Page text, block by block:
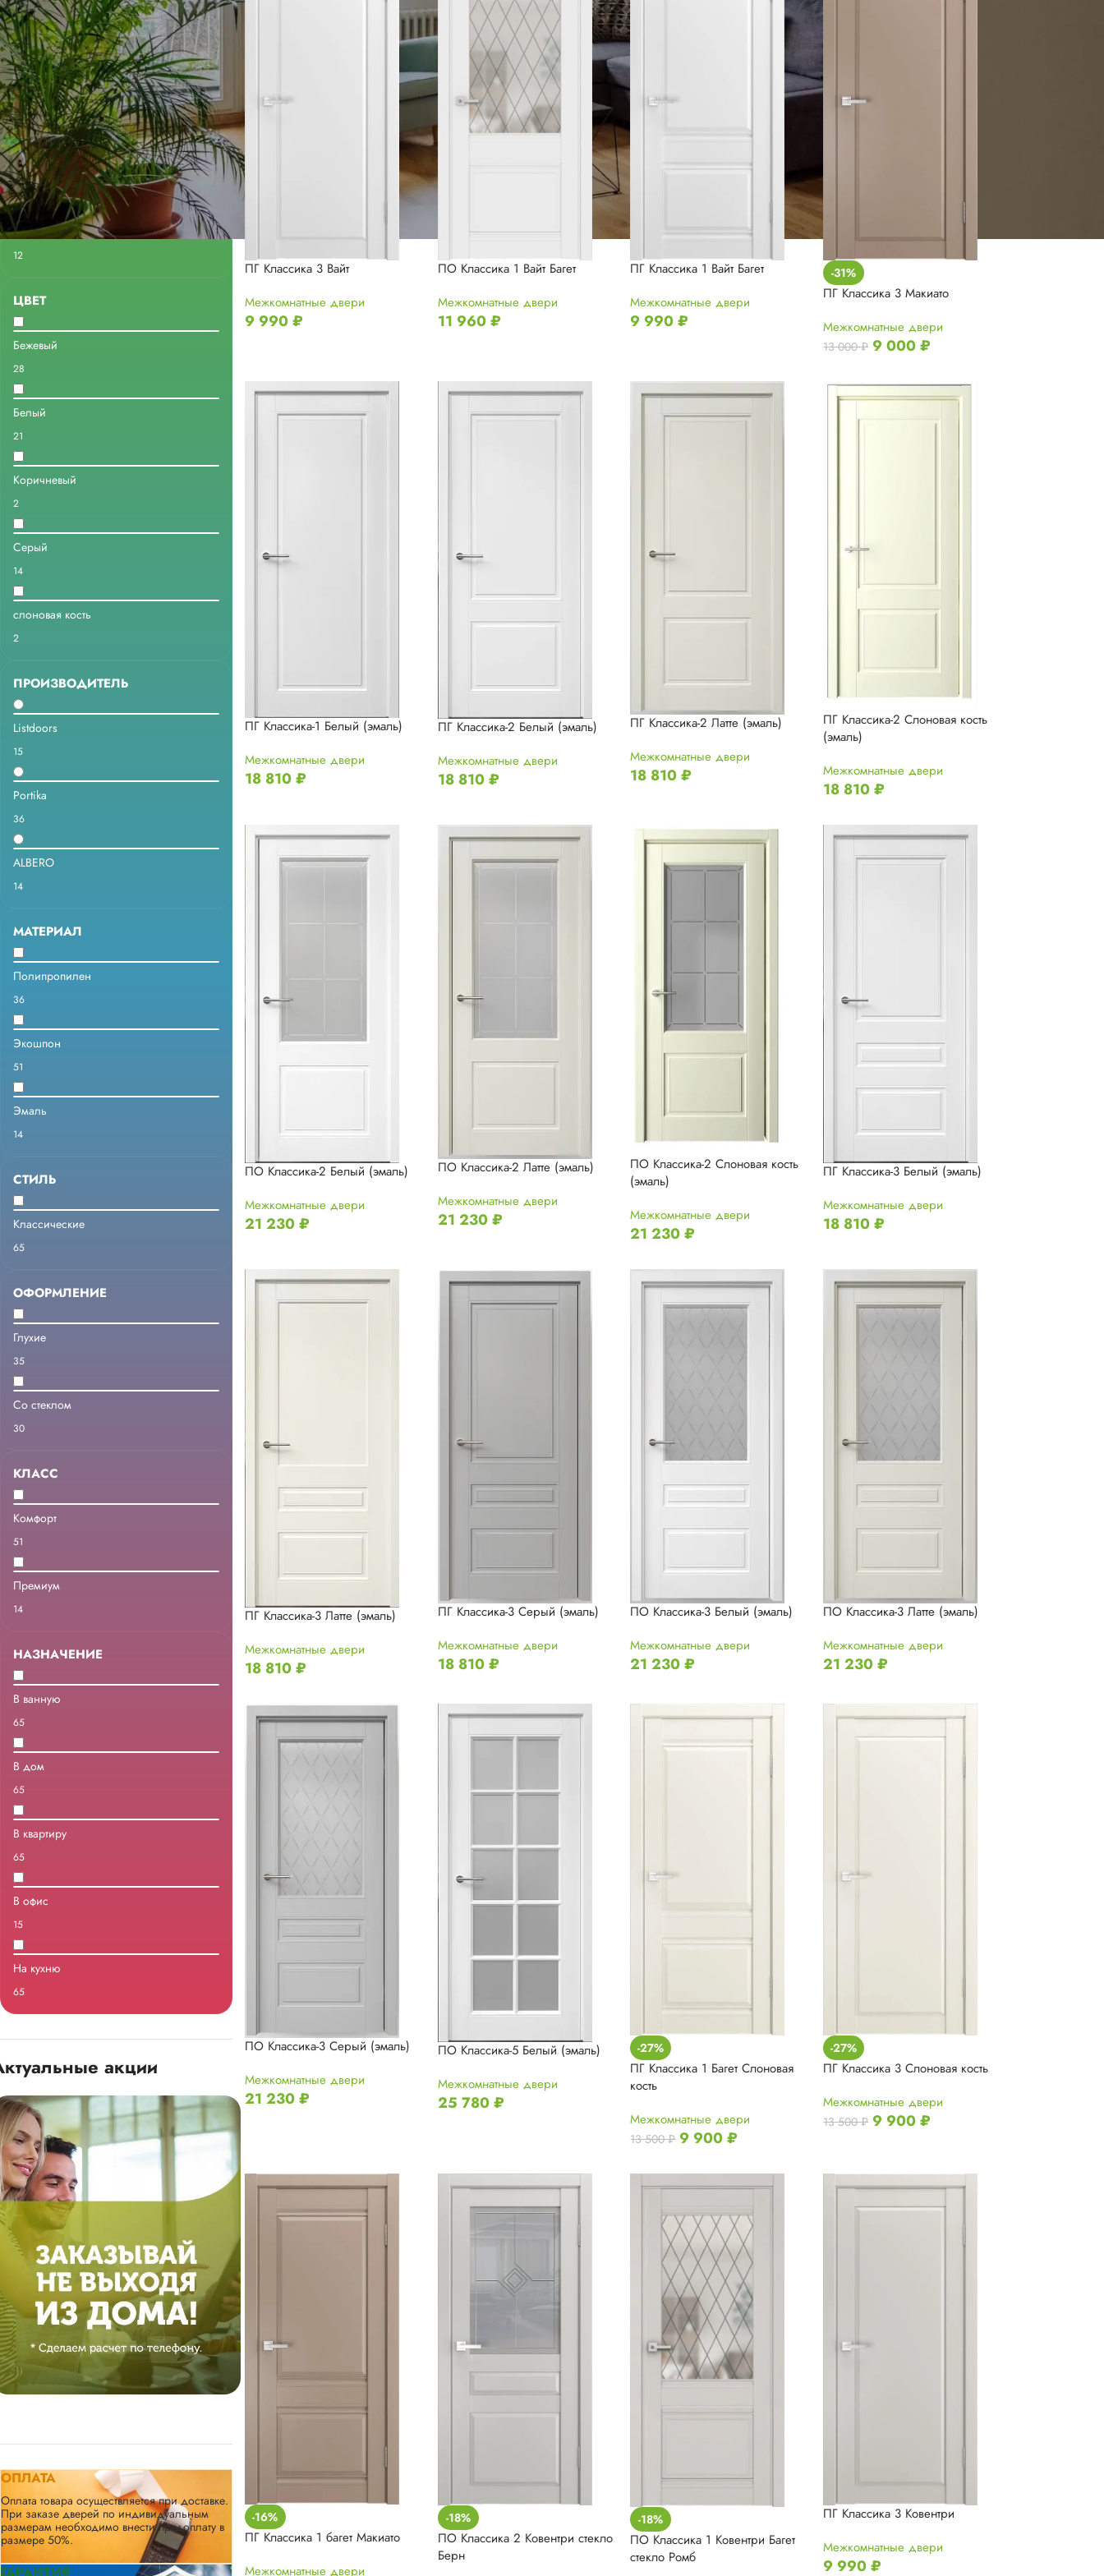
ФИЛЬТРАЦИЯ
НАЛИЧИЕ
В наличии
53
Под заказ
12
ЦВЕТ
Бежевый
28
Белый
21
Коричневый
2
Серый
14
слоновая кость
2
ПРОИЗВОДИТЕЛЬ
Listdoors
15
Portika
36
ALBERO
14
МАТЕРИАЛ
Полипропилен
36
Экошпон
51
Эмаль
14
СТИЛЬ
Классические
65
ОФОРМЛЕНИЕ
Глухие
35
Со стеклом
30
КЛАСС
Комфорт
51
Премиум
14
НАЗНАЧЕНИЕ
В ванную
65
В дом
65
В квартиру
65
В офис
15
На кухню
65
акции
ОПЛАТА
Оплата товара осуществляется при доставке.
При заказе дверей по индивидуальным
размерам необходимо внести предоплату в
размере 50%.
ГАРАНТИЯ
ПГ Классика 3 Вайт
Межкомнатные двери
9 990₽
ПО Классика 1 Вайт Багет
Межкомнатные двери
11 960₽
ПГ Классика 1 Вайт Багет
Межкомнатные двери
9 990₽
-31%
ПГ Классика 3 Макиато
Межкомнатные двери
13 000₽ 9 000₽
ПГ Классика-1 Белый (эмаль)
Межкомнатные двери
18 810₽
ПГ Классика-2 Белый (эмаль)
Межкомнатные двери
18 810₽
ПГ Классика-2 Латте (эмаль)
Межкомнатные двери
18 810₽
ПГ Классика-2 Слоновая кость
(эмаль)
Межкомнатные двери
18 810₽
ПО Классика-2 Белый (эмаль)
Межкомнатные двери
21 230₽
ПО Классика-2 Латте (эмаль)
Межкомнатные двери
21 230₽
ПО Классика-2 Слоновая кость
(эмаль)
Межкомнатные двери
21 230₽
ПГ Классика-3 Белый (эмаль)
Межкомнатные двери
18 810₽
ПГ Классика-3 Латте (эмаль)
Межкомнатные двери
18 810₽
ПГ Классика-3 Серый (эмаль)
Межкомнатные двери
18 810₽
ПО Классика-3 Белый (эмаль)
Межкомнатные двери
21 230₽
ПО Классика-3 Латте (эмаль)
Межкомнатные двери
21 230₽
ПО Классика-3 Серый (эмаль)
Межкомнатные двери
21 230₽
ПО Классика-5 Белый (эмаль)
Межкомнатные двери
25 780₽
-27%
ПГ Классика 1 Багет Слоновая
кость
Межкомнатные двери
13 500₽ 9 900₽
-27%
ПГ Классика 3 Слоновая кость
Межкомнатные двери
13 500₽ 9 900₽
-16%
ПГ Классика 1 багет Макиато
Межкомнатные двери
-18%
ПО Классика 2 Ковентри стекло
Берн
-18%
ПО Классика 1 Ковентри Багет
стекло Ромб
ПГ Классика 3 Ковентри
Межкомнатные двери
9 990₽